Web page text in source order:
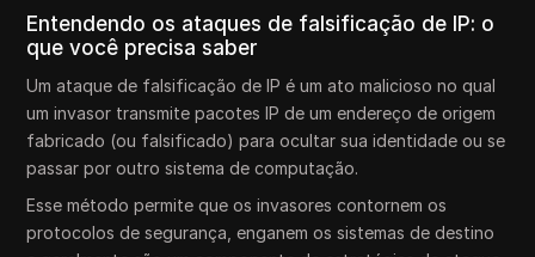
Entendendo os ataques de falsificação de IP: o
que você precisa saber
Um ataque de falsificação de IP é um ato malicioso no qual
um invasor transmite pacotes IP de um endereço de origem
fabricado (ou falsificado) para ocultar sua identidade ou se
passar por outro sistema de computação.
Esse método permite que os invasores contornem os
protocolos de segurança, enganem os sistemas de destino